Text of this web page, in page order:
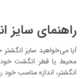
راهنمای سایز
آیا می‌خواهید سایز انگشتر
محیط یا قطر انگشت خود
انگشتر، اندازه مناسب خود